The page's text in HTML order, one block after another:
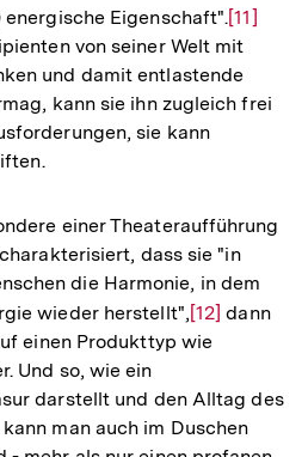
Eigenschaft".Zur
der
Fußnote
[11]
von seiner Welt mit
und damit entlastende
kann sie ihn zugleich frei
sie kann
einer Theateraufführung
dass sie "in
die Harmonie, in dem
wieder herstellt",Zur
Auflösung
Fußnote
[12] dann
einen Produkttyp wie
Und so, wie ein
darstellt und den Alltag des
man auch im Duschen